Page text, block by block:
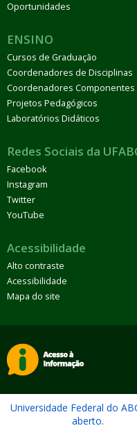
Oportunidades
ENSINO
Cursos de Graduação
Coordenadores de Disciplinas
Coordenadores Componentes
Projetos Pedagógicos
Laboratórios Didáticos
Redes Sociais da
Facebook
Instagram
Twitter
YouTube
Acessibilidade
Alto contraste
Acessibilidade
Mapa do site
Universidade Federal do
aberto.